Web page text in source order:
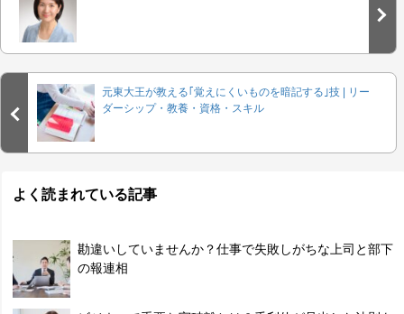
元東大王が教える｢覚えにくいものを暗記する｣技 | リー
ダーシップ・教養・資格・スキル
よく読まれている記事
勘違いしていませんか？仕事で失敗しがちな上司と部下
の報連相